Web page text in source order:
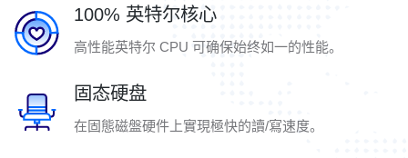
100% 英特尔核心
高性能英特尔 CPU 可确保始终如一的性能。
固态硬盘
在固態磁盤硬件上實現極快的讀/寫速度。